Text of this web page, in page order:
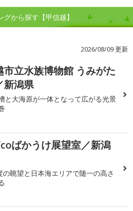
から探す【甲信越】
2026/08/09 更新
市立水族博物館 うみがた
新潟県
と大海原が一体となって広がる光景
ばかうけ展望室／新潟
の眺望と日本海エリアで随一の高さ